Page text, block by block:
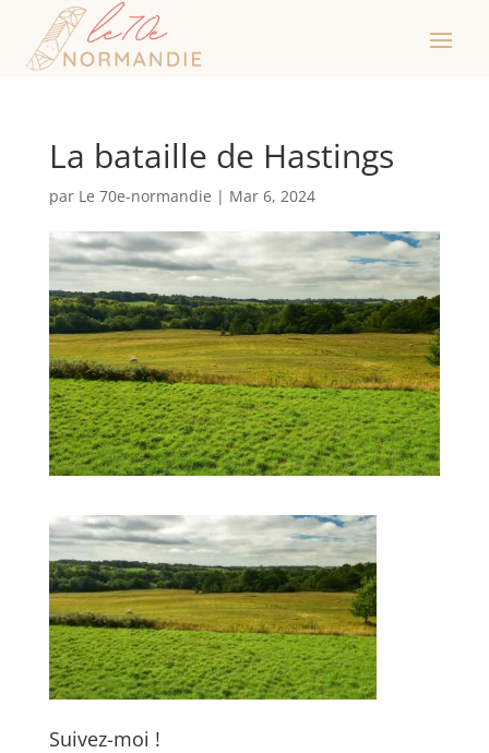
La bataille de Hastings
par Le 70e-normandie | Mar 6, 2024
Suivez-moi !